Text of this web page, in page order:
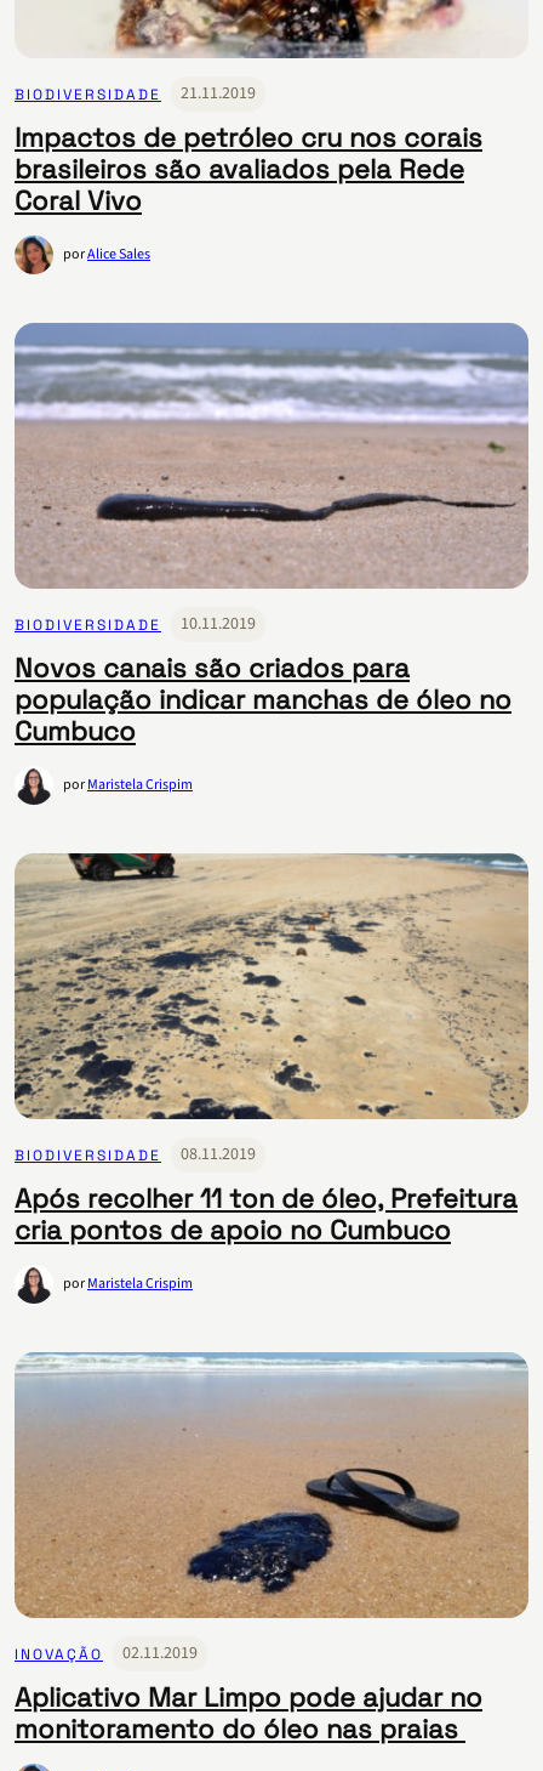
BIODIVERSIDADE 21.11.2019
Impactos de petróleo cru nos corais
brasileiros são avaliados pela Rede
Coral Vivo
porAlice Sales
BIODIVERSIDADE 10.11.2019
Novos canais são criados para
população indicar manchas de óleo no
Cumbuco
porMaristela Crispim
BIODIVERSIDADE 08.11.2019
Após recolher 11 ton de óleo, Prefeitura
cria pontos de apoio no Cumbuco
porMaristela Crispim
INOVAÇÃO 02.11.2019
Aplicativo Mar Limpo pode ajudar no
monitoramento do óleo nas praias